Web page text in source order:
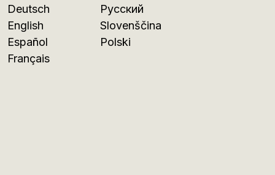
Deutsch
English
Español
Français
Русский
Slovenščina
Polski